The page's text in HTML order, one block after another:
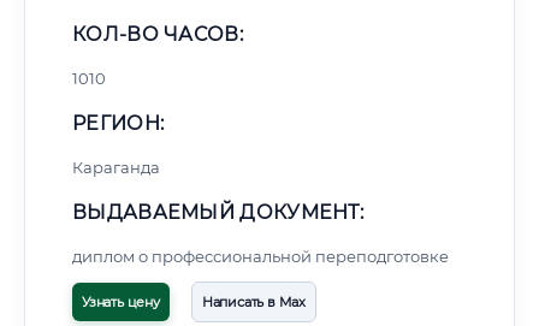
КОЛ-ВО ЧАСОВ:
1010
РЕГИОН:
Караганда
ВЫДАВАЕМЫЙ ДОКУМЕНТ:
диплом о профессиональной переподготовке
Узнать цену Написать в Max